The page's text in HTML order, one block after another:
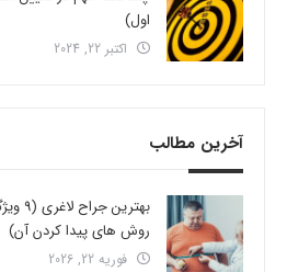
اول)
اکتبر 22, 2024
آخرین مطالب
روش های پیدا کردن آن)
فوریه 22, 2026